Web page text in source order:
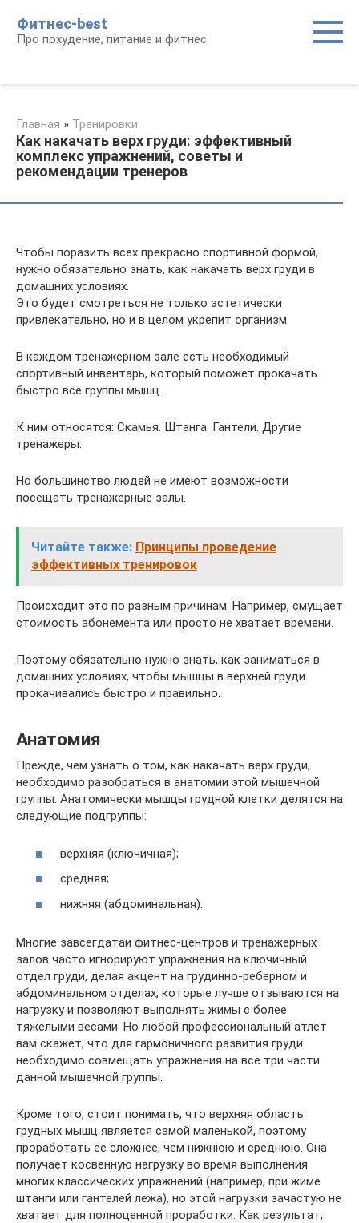
контенту
Фитнес-best
Про похудение, питание и фитнес
Главная » Тренировки
Как накачать верх груди: эффективный
комплекс упражнений, советы и
рекомендации тренеров
Чтобы поразить всех прекрасно спортивной формой,
нужно обязательно знать, как накачать верх груди в
домашних условиях.
Это будет смотреться не только эстетически
привлекательно, но и в целом укрепит организм.
В каждом тренажерном зале есть необходимый
спортивный инвентарь, который поможет прокачать
быстро все группы мышц.
К ним относятся: Скамья. Штанга. Гантели. Другие
тренажеры.
Но большинство людей не имеют возможности
посещать тренажерные залы.
Читайте также: Принципы проведение
эффективных тренировок
Происходит это по разным причинам. Например, смущает
стоимость абонемента или просто не хватает времени.
Поэтому обязательно нужно знать, как заниматься в
домашних условиях, чтобы мышцы в верхней груди
прокачивались быстро и правильно.
Анатомия
Прежде, чем узнать о том, как накачать верх груди,
необходимо разобраться в анатомии этой мышечной
группы. Анатомически мышцы грудной клетки делятся на
следующие подгруппы:
верхняя (ключичная);
средняя;
нижняя (абдоминальная).
Многие завсегдатаи фитнес-центров и тренажерных
залов часто игнорируют упражнения на ключичный
отдел груди, делая акцент на грудинно-реберном и
абдоминальном отделах, которые лучше отзываются на
нагрузку и позволяют выполнять жимы с более
тяжелыми весами. Но любой профессиональный атлет
вам скажет, что для гармоничного развития груди
необходимо совмещать упражнения на все три части
данной мышечной группы.
Кроме того, стоит понимать, что верхняя область
грудных мышц является самой маленькой, поэтому
проработать ее сложнее, чем нижнюю и среднюю. Она
получает косвенную нагрузку во время выполнения
многих классических упражнений (например, при жиме
штанги или гантелей лежа), но этой нагрузки зачастую не
хватает для полноценной проработки. Как результат,